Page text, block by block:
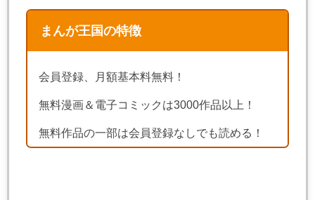
まんが王国の特徴
会員登録、月額基本料無料！
無料漫画＆電子コミックは3000作品以上！
無料作品の一部は会員登録なしでも読める！